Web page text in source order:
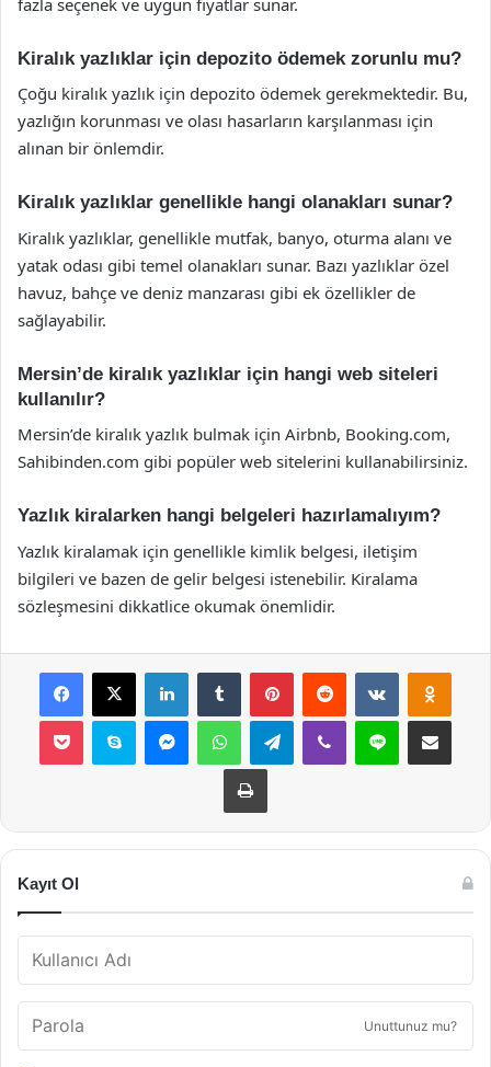
Kiralık yazlıklar için depozito ödemek zorunlu mu?
Çoğu kiralık yazlık için depozito ödemek gerekmektedir. Bu,
yazlığın korunması ve olası hasarların karşılanması için
alınan bir önlemdir.
Kiralık yazlıklar genellikle hangi olanakları sunar?
Kiralık yazlıklar, genellikle mutfak, banyo, oturma alanı ve
yatak odası gibi temel olanakları sunar. Bazı yazlıklar özel
havuz, bahçe ve deniz manzarası gibi ek özellikler de
sağlayabilir.
Mersin’de kiralık yazlıklar için hangi web siteleri
kullanılır?
Mersin’de kiralık yazlık bulmak için Airbnb, Booking.com,
Sahibinden.com gibi popüler web sitelerini kullanabilirsiniz.
Yazlık kiralarken hangi belgeleri hazırlamalıyım?
Yazlık kiralamak için genellikle kimlik belgesi, iletişim
bilgileri ve bazen de gelir belgesi istenebilir. Kiralama
sözleşmesini dikkatlice okumak önemlidir.
Facebook
X LinkedInTumblr PinterestReddit VKontakte
Pocket Skype MessengerWhatsAppTelegramViber Line E-Posta ile
Yazdır
Kayıt Ol
Unuttunuz mu?